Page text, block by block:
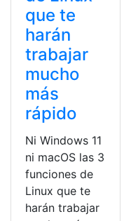
que te
harán
trabajar
mucho
más
rápido
Ni Windows 11
ni macOS las 3
funciones de
Linux que te
harán trabajar